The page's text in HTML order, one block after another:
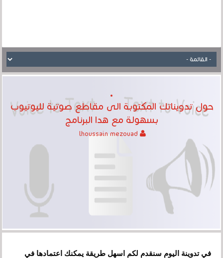
حول تدويناتك المكتوبة الى مقاطع صوتية لليوتيوب
بسهولة مع هدا البرنامج
في تدوينة اليوم سنقدم لكم اسهل طريقة يمكنك اعتمادها في